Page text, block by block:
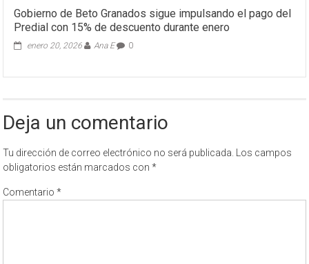
Gobierno de Beto Granados sigue impulsando el pago del
Predial con 15% de descuento durante enero
enero 20, 2026 Ana E 0
Deja un comentario
Tu dirección de correo electrónico no será publicada.
Los campos
obligatorios están marcados con*
Comentario*